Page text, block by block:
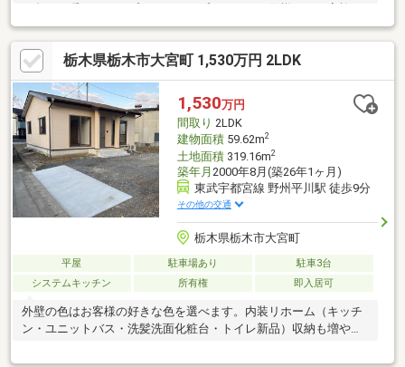
いうコミュニティを支える4LDK。是非見学にお越しください。
栃木県栃木市大宮町 1,530万円 2LDK
1,530万円
間取り 2LDK
建物面積59.62m2
土地面積319.16m2
築年月 2000年8月(築26年1ヶ月)
東武宇都宮線 野州平川駅 徒歩9分
その他の交通
栃木県栃木市大宮町
平屋 駐車場あり
駐車3台
システムキッチン
所有権 即入居可
外壁の色はお客様の好きな色を選べます。内装リホーム（キッチ
ン・ユニットバス・洗髪洗面化粧台・トイレ新品）収納も増やし